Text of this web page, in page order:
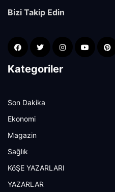
Bizi Takip Edin
Kategoriler
Son Dakika
Ekonomi
Magazin
Sağlık
KöŞE YAZARLARI
YAZARLAR